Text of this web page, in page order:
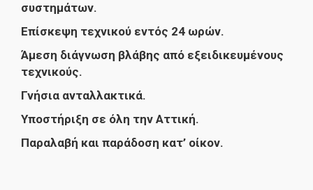
συστημάτων.
Επίσκεψη τεχνικού εντός 24 ωρών.
Άμεση διάγνωση βλάβης από εξειδικευμένους
τεχνικούς.
Γνήσια ανταλλακτικά.
Υποστήριξη σε όλη την Αττική.
Παραλαβή και παράδοση κατ’ οίκον.